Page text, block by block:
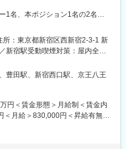
善活動をリード
ス株式会社の祖業である顕微鏡
4月に新たに設立しました。 現
大を進めています。
1名、本ポジション1名の2名体
だきます。
告業務を担当します。必要な届
、日本法人における申告業務全
に主担当として遂行していただ
所：東京都新宿区西新宿2-3-1 新
新宿駅受動喫煙対策：屋内全面
京都八王子市高倉町67-4 受動
囲：会社の定める事業所（リモ
豊田駅、新宿西口駅、京王八王
円＜賃金形態＞月給制＜賃金内
月給＞830,000円＜昇給有無＞